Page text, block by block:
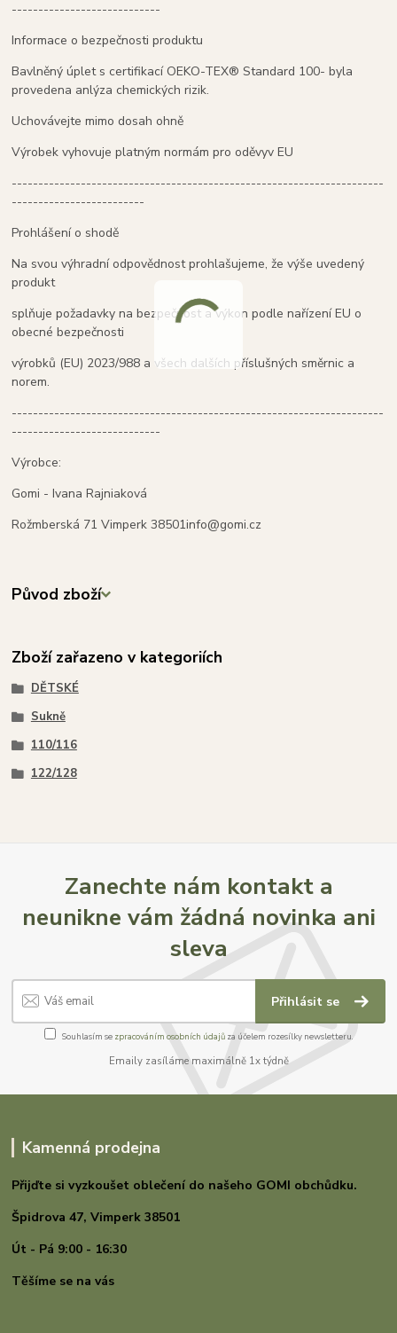
----------------------------
Informace o bezpečnosti produktu
Bavlněný úplet s certifikací OEKO-TEX® Standard 100- byla
provedena anlýza chemických rizik.
Uchovávejte mimo dosah ohně
Výrobek vyhovuje platným normám pro oděvyv EU
----------------------------------------------------------------------
-------------------------
Prohlášení o shodě
Na svou výhradní odpovědnost prohlašujeme, že výše uvedený
produkt
splňuje požadavky na bezpečnost a výkon podle nařízení EU o
obecné bezpečnosti
výrobků (EU) 2023/988 a všech dalších příslušných směrnic a
norem.
----------------------------------------------------------------------
----------------------------
Výrobce:
Gomi - Ivana Rajniaková
Rožmberská 71 Vimperk 38501info@gomi.cz
Původ zboží
Zboží zařazeno v kategoriích
DĚTSKÉ
Sukně
110/116
122/128
Zanechte nám kontakt a
neunikne vám žádná novinka ani
sleva
Přihlásit se
Souhlasím se zpracováním osobních údajůza účelem rozesílky newsletteru.
Emaily zasíláme maximálně 1x týdně
Kamenná prodejna
Přijďte si vyzkoušet oblečení do našeho GOMI obchůdku.
Špidrova 47,Vimperk 38501
Út - Pá 9:00 - 16:30
Těšíme se na vás